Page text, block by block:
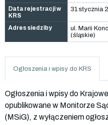
Data rejestracji w
KRS
31 stycznia
Adres siedziby
ul. Marii
(śląskie)
Ogłoszenia i wpisy do KRS
Ogłoszenia i wpisy do
opublikowane w Monitorze
(MSiG), z wyłączeniem